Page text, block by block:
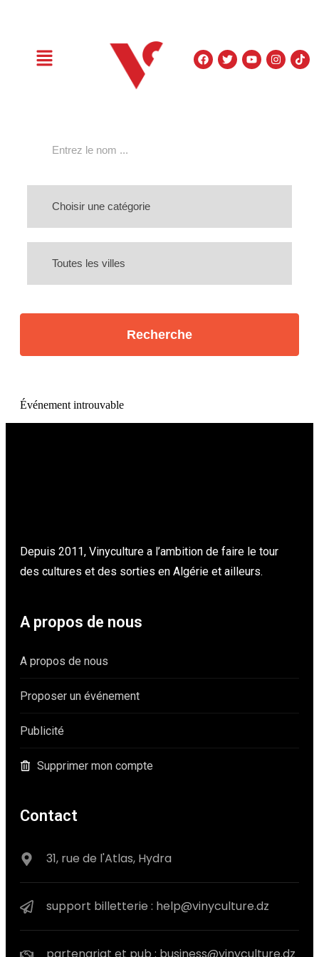
Événement introuvable
Depuis 2011, Vinyculture a l’ambition de faire le tour
des cultures et des sorties en Algérie et ailleurs.
A propos de nous
A propos de nous
Proposer un événement
Publicité
Supprimer mon compte
Contact
31, rue de l'Atlas, Hydra
support billetterie : help@vinyculture.dz